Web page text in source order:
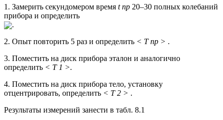
1. Замерить секундомером время tпр 20–30 полных колебаний
прибора и определить
.
2. Опыт повторить 5 раз и определить < Tпр > .
3. Поместить на диск прибора эталон и аналогично
определить < T 1 >.
4. Поместить на диск прибора тело, установку
отцентрировать, определить < T2 > .
Результаты измерений занести в табл. 8.1